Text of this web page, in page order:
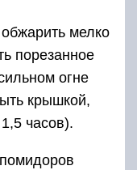
мелко
порезанное
огне
крышкой,
часов).